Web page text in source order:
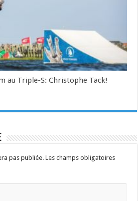
au Triple-S: Christophe Tack!
pas publiée. Les champs obligatoires